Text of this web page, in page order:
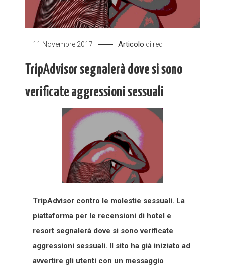
11 Novembre 2017 Articolo di red
TripAdvisor segnalerà dove si sono
verificate aggressioni sessuali
TripAdvisor contro le molestie sessuali. La
piattaforma per le recensioni di hotel e
resort segnalerà dove si sono verificate
aggressioni sessuali. Il sito ha già iniziato ad
avvertire gli utenti con un messaggio